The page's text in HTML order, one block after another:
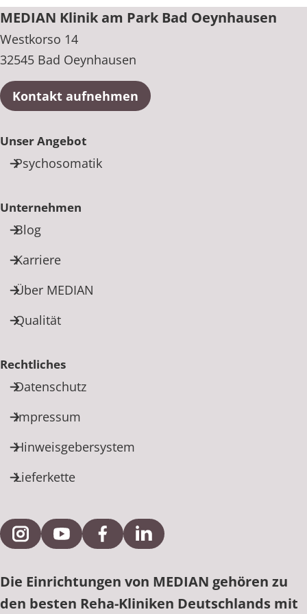
MEDIAN Klinik am Park Bad Oeynhausen
Westkorso 14
32545 Bad Oeynhausen
Kontakt aufnehmen
Unser Angebot
Psychosomatik
Unternehmen
Blog
Karriere
Über MEDIAN
Qualität
Rechtliches
Datenschutz
Impressum
Hinweisgebersystem
Lieferkette
Externe Verlinkung zu Instagram
Externe Verlinkung zu YouTube
Externe Verlinkung zu Facebook
Externe Verlinkung zu
Die Einrichtungen von MEDIAN gehören zu
den besten Reha-Kliniken Deutschlands mit